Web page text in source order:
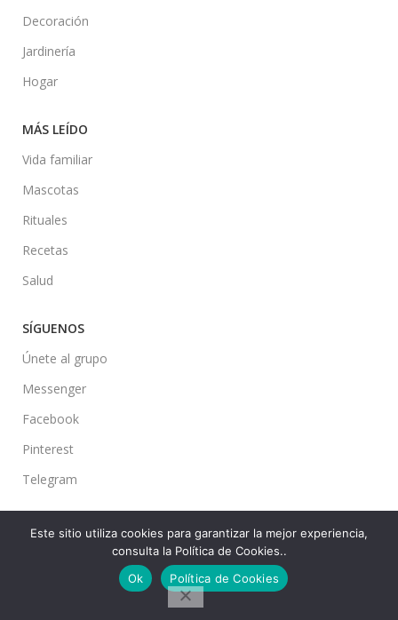
Decoración
Jardinería
Hogar
MÁS LEÍDO
Vida familiar
Mascotas
Rituales
Recetas
Salud
SÍGUENOS
Únete al grupo
Messenger
Facebook
Pinterest
Telegram
2022 Created ByCMS. Premium Blog Solutions.
Este sitio utiliza cookies para garantizar la mejor experiencia,
consulta la Política de Cookies..
Ok
Política de Cookies